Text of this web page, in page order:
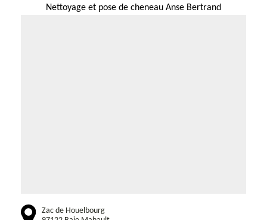
Nettoyage et pose de cheneau Anse Bertrand
Zac de Houelbourg